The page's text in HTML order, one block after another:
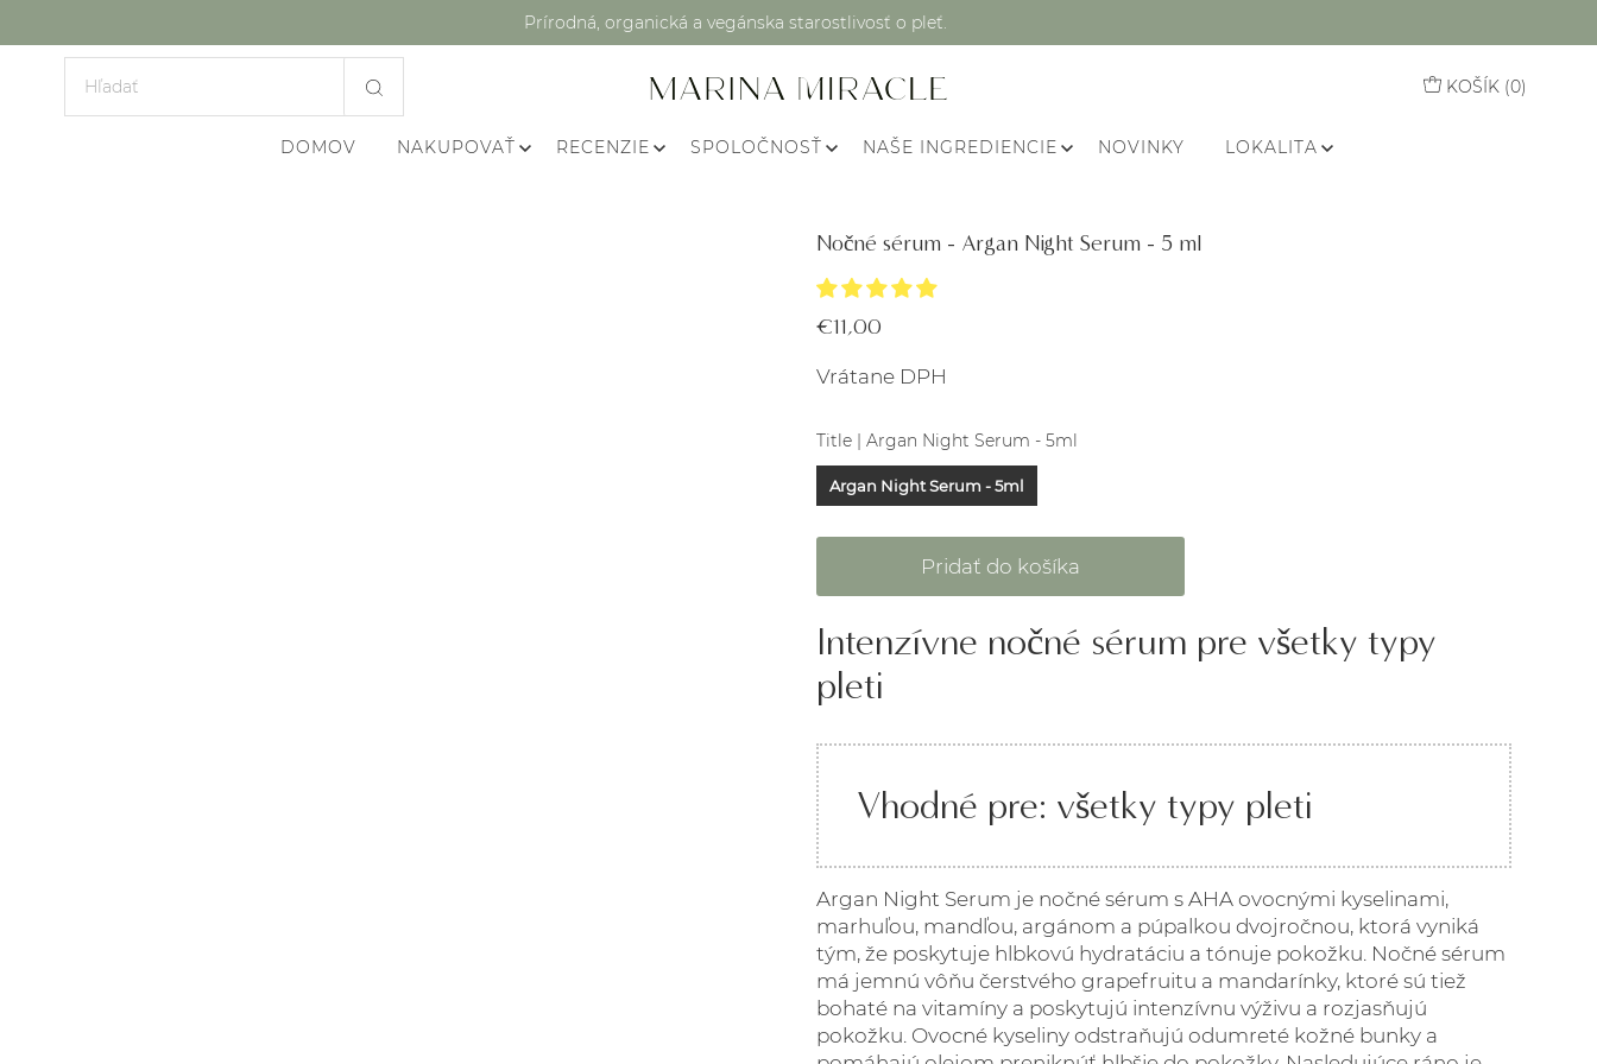
Prírodná, organická a vegánska starostlivosť o pleť.
KOŠÍK (0)
DOMOV NAKUPOVAŤ RECENZIE SPOLOČNOSŤ NAŠE INGREDIENCIE NOVINKY LOKALITA
Nočné sérum - Argan Night Serum - 5 ml
€11,00
Vrátane DPH
Title | Argan Night Serum - 5ml
Argan Night Serum - 5ml
Intenzívne nočné sérum pre všetky typy
pleti
Vhodné pre: všetky typy pleti
Argan Night Serum je nočné sérum s AHA ovocnými kyselinami,
marhuľou, mandľou, argánom a púpalkou dvojročnou, ktorá vyniká
tým, že poskytuje hlbkovú hydratáciu a tónuje pokožku. Nočné sérum
má jemnú vôňu čerstvého grapefruitu a mandarínky, ktoré sú tiež
bohaté na vitamíny a poskytujú intenzívnu výživu a rozjasňujú
pokožku. Ovocné kyseliny odstraňujú odumreté kožné bunky a